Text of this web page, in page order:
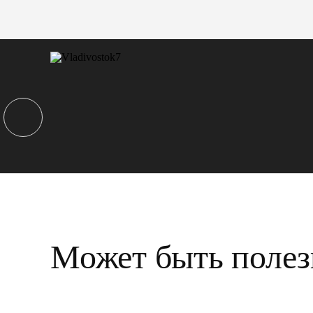
Может быть